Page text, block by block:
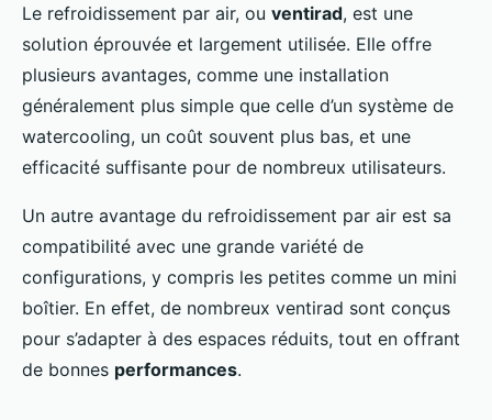
Le refroidissement par air, ou ventirad, est une
solution éprouvée et largement utilisée. Elle offre
plusieurs avantages, comme une installation
généralement plus simple que celle d’un système de
watercooling, un coût souvent plus bas, et une
efficacité suffisante pour de nombreux utilisateurs.
Un autre avantage du refroidissement par air est sa
compatibilité avec une grande variété de
configurations, y compris les petites comme un mini
boîtier. En effet, de nombreux ventirad sont conçus
pour s’adapter à des espaces réduits, tout en offrant
de bonnes performances.